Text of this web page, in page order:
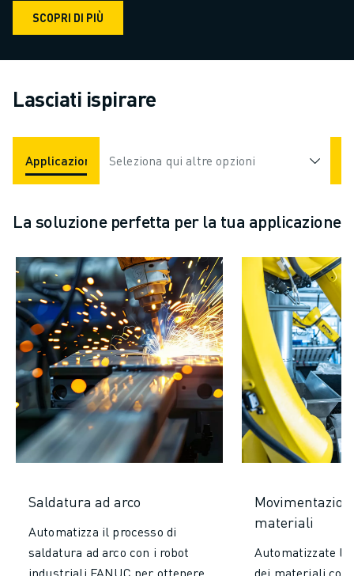
SCOPRI DI PIÙ
Lasciati ispirare
Applicazioni Settori Industriali
Seleziona qui altre opzioni
La soluzione perfetta per la tua applicazione
Saldatura ad arco
Automatizza il processo di
saldatura ad arco con i robot
industriali FANUC per ottenere
materiali
Automatizzate la
dei materiali con